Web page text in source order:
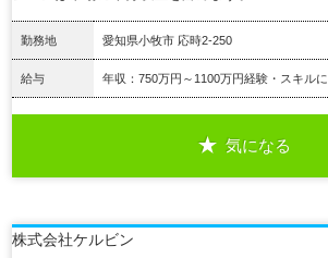
勤務地 愛知県小牧市 応時2-250
給与 年収：750万円～1100万円経験・スキル
気になる
株式会社ケルビン